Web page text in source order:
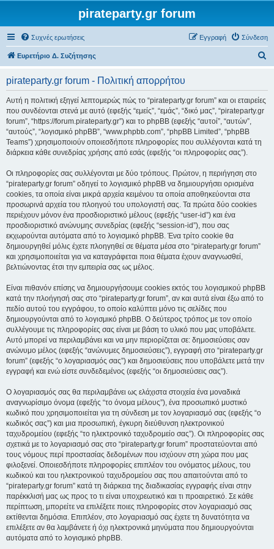
pirateparty.gr forum
Συχνές ερωτήσεις Σύνδεση
Εγγραφή
Ευρετήριο Δ. Συζήτησης
pirateparty.gr forum - Πολιτική απορρήτου
Αυτή η πολιτική εξηγεί λεπτομερώς πώς το “pirateparty.gr forum” και οι εταιρείες
που συνδέονται στενά με αυτό (εφεξής “εμείς”, “εμάς”, “δικό μας”, “pirateparty.gr
forum”, “https://forum.pirateparty.gr”) και το phpBB (εφεξής “αυτοί”, “αυτών”,
“αυτούς”, “λογισμικό phpBB”, “www.phpbb.com”, “phpBB Limited”, “phpBB
Teams”) χρησιμοποιούν οποιεσδήποτε πληροφορίες που συλλέγονται κατά τη
διάρκεια κάθε συνεδρίας χρήσης από εσάς (εφεξής “οι πληροφορίες σας”).
Οι πληροφορίες σας συλλέγονται με δύο τρόπους. Πρώτον, η περιήγηση στο
“pirateparty.gr forum” οδηγεί το λογισμικό phpBB να δημιουργήσει ορισμένα
cookies, τα οποία είναι μικρά αρχεία κειμένου τα οποία αποθηκεύονται στα
προσωρινά αρχεία του πλοηγού του υπολογιστή σας. Τα πρώτα δύο cookies
περιέχουν μόνον ένα προσδιοριστικό μέλους (εφεξής “user-id”) και ένα
προσδιοριστικό ανώνυμης συνεδρίας (εφεξής “session-id”), που σας
εκχωρούνται αυτόματα από το λογισμικό phpBB. Ένα τρίτο cookie θα
δημιουργηθεί μόλις έχετε πλοηγηθεί σε θέματα μέσα στο “pirateparty.gr forum”
και χρησιμοποιείται για να καταγράφεται ποια θέματα έχουν αναγνωσθεί,
βελτιώνοντας έτσι την εμπειρία σας ως μέλος.
Είναι πιθανόν επίσης να δημιουργήσουμε cookies εκτός του λογισμικού phpBB
κατά την πλοήγησή σας στο “pirateparty.gr forum”, αν και αυτά είναι έξω από το
πεδίο αυτού του εγγράφου, το οποίο καλύπτει μόνο τις σελίδες που
δημιουργούνται από το λογισμικό phpBB. Ο δεύτερος τρόπος με τον οποίο
συλλέγουμε τις πληροφορίες σας είναι με βάση το υλικό που μας υποβάλετε.
Αυτό μπορεί να περιλαμβάνει και να μην περιορίζεται σε: δημοσιεύσεις σαν
ανώνυμο μέλος (εφεξής “ανώνυμες δημοσιεύσεις”), εγγραφή στο “pirateparty.gr
forum” (εφεξής “ο λογαριασμός σας”) και δημοσιεύσεις που υποβάλετε μετά την
εγγραφή και ενώ είστε συνδεδεμένος (εφεξής “οι δημοσιεύσεις σας”).
Ο λογαριασμός σας θα περιλαμβάνει ως ελάχιστα στοιχεία ένα μοναδικά
αναγνωρίσιμο όνομα (εφεξής “το όνομα μέλους”), ένα προσωπικό μυστικό
κωδικό που χρησιμοποιείται για τη σύνδεση με τον λογαριασμό σας (εφεξής “ο
κωδικός σας”) και μια προσωπική, έγκυρη διεύθυνση ηλεκτρονικού
ταχυδρομείου (εφεξής “το ηλεκτρονικό ταχυδρομείο σας”). Οι πληροφορίες σας
σχετικά με το λογαριασμό σας στο “pirateparty.gr forum” προστατεύονται από
τους νόμους περί προστασίας δεδομένων που ισχύουν στη χώρα που μας
φιλοξενεί. Οποιεσδήποτε πληροφορίες επιπλέον του ονόματος μέλους, του
κωδικού και του ηλεκτρονικού ταχυδρομείου σας που απαιτούνται από το
“pirateparty.gr forum” κατά τη διάρκεια της διαδικασίας εγγραφής είναι στην
παρέκκλισή μας ως προς το τι είναι υποχρεωτικό και τι προαιρετικό. Σε κάθε
περίπτωση, μπορείτε να επιλέξετε ποιες πληροφορίες στον λογαριασμό σας
εκτίθενται δημόσια. Επιπλέον, στο λογαριασμό σας έχετε τη δυνατότητα να
επιλέξετε αν θα λαμβάνετε ή όχι ηλεκτρονικά μηνύματα που δημιουργούνται
αυτόματα από το λογισμικό phpBB.